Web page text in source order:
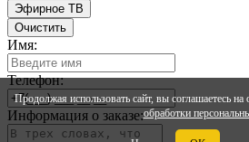
Продолжая использовать сайт, вы соглашаетесь
обработки
Эфирное ТВ
Очистить
Имя:
Телефон:
Информация о заказе: